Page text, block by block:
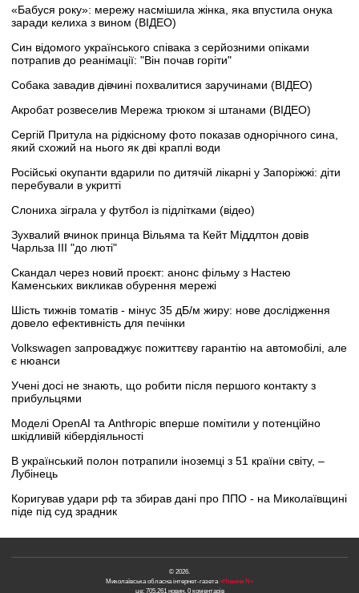
«Бабуся року»: мережу насмішила жінка, яка впустила онука
заради келиха з вином (ВІДЕО)
Син відомого українського співака з серйозними опіками
потрапив до реанімації: "Він почав горіти"
Собака завадив дівчині похвалитися заручинами (ВІДЕО)
Акробат розвеселив Мережа трюком зі штанами (ВІДЕО)
Сергій Притула на рідкісному фото показав однорічного сина,
який схожий на нього як дві краплі води
Російські окупанти вдарили по дитячій лікарні у Запоріжжі: діти
перебували в укритті
Слониха зіграла у футбол із підлітками (відео)
Зухвалий вчинок принца Вільяма та Кейт Міддлтон довів
Чарльза III "до люті"
Скандал через новий проєкт: анонс фільму з Настею
Каменських викликав обурення мережі
Шість тижнів томатів - мінус 35 дБ/м жиру: нове дослідження
довело ефективність для печінки
Volkswagen запроваджує пожиттєву гарантію на автомобілі, але
є нюанси
Учені досі не знають, що робити після першого контакту з
прибульцями
Моделі OpenAI та Anthropic вперше помітили у потенційно
шкідливій кібердіяльності
В український полон потрапили іноземці з 51 країни світу, –
Лубінець
Коригував удари рф та збирав дані про ППО - на Миколаївщині
піде під суд зрадник
© 2026.
Миколаївська обласна інтернет-газета«Новини N»
це: 705,261 новин, 0 коментарів